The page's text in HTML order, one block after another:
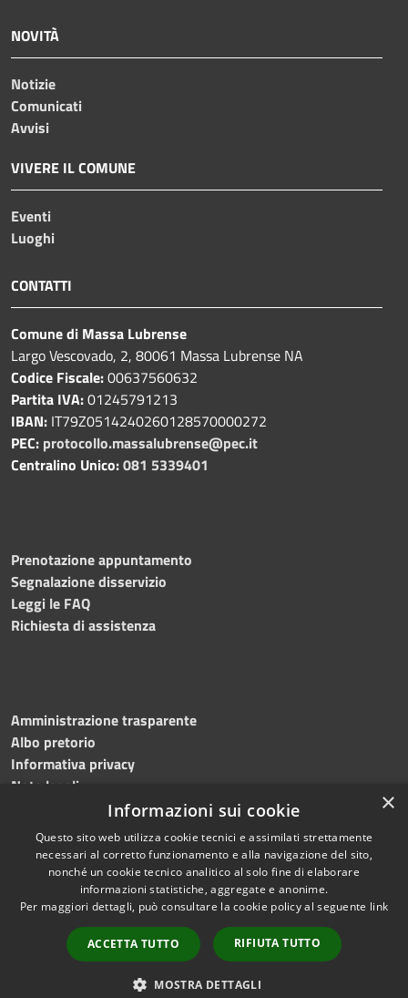
NOVITÀ
Notizie
Comunicati
Avvisi
VIVERE IL COMUNE
Eventi
Luoghi
CONTATTI
Comune di Massa Lubrense
Largo Vescovado, 2, 80061 Massa Lubrense NA
Codice Fiscale:00637560632
Partita IVA:01245791213
IBAN: IT79Z0514240260128570000272
PEC: protocollo.massalubrense@pec.it
Centralino Unico:081 5339401
Prenotazione appuntamento
Segnalazione disservizio
Leggi le FAQ
Richiesta di assistenza
Amministrazione trasparente
Albo pretorio
Informativa privacy
Note legali
Dichiarazione di accessibilità
Accessibilità
Copyright © 2023
•Comune di Massa
Lubrense • Powered
byMunicipium•Redazione
×
Informazioni sui cookie
Questo sito web utilizza cookie tecnici e assimilati strettamente
necessari al corretto funzionamento e alla navigazione del sito,
nonché un cookie tecnico analitico al solo fine di elaborare
informazioni statistiche, aggregate e anonime.
Per maggiori dettagli, può consultare la cookie policy al seguente link
ACCETTA TUTTO RIFIUTA TUTTO
MOSTRA DETTAGLI